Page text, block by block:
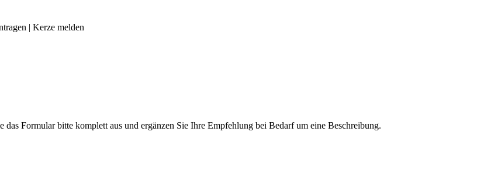
Kerze melden
Formular bitte komplett aus und ergänzen Sie Ihre Empfehlung bei Bedarf um eine Beschreibung.